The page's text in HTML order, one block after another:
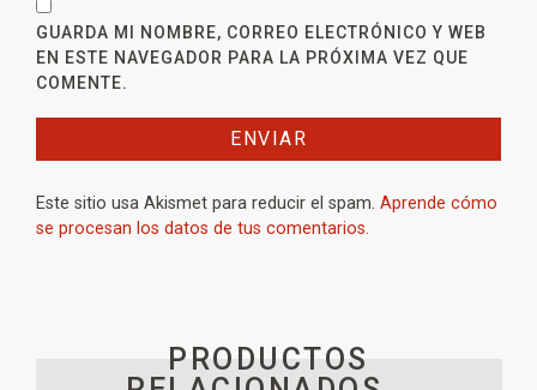
GUARDA MI NOMBRE, CORREO ELECTRÓNICO Y WEB
EN ESTE NAVEGADOR PARA LA PRÓXIMA VEZ QUE
COMENTE.
Este sitio usa Akismet para reducir el spam. Aprende cómo
se procesan los datos de tus comentarios.
PRODUCTOS